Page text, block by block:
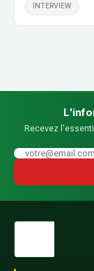
INTERVIEW
Recevez